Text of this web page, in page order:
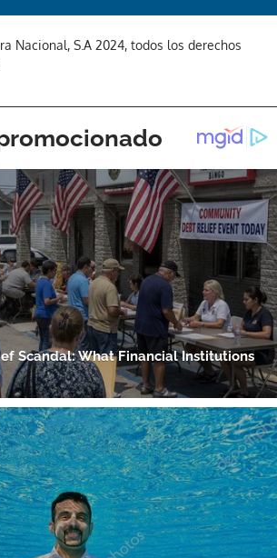
Nacional, S.A 2024, todos los derechos